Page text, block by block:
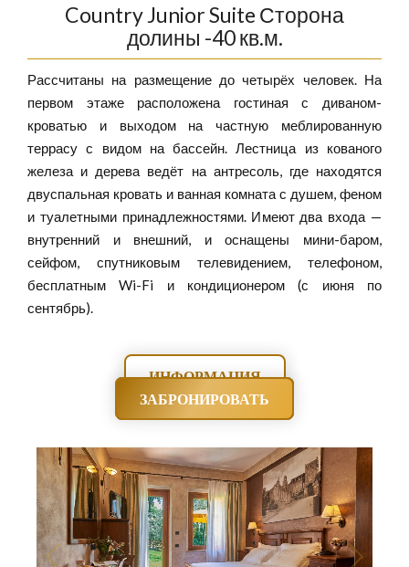
Country Junior Suite Сторона
долины -40 кв.м.
Рассчитаны на размещение до четырёх человек. На
первом этаже расположена гостиная с диваном-
кроватью и выходом на частную меблированную
террасу с видом на бассейн. Лестница из кованого
железа и дерева ведёт на антресоль, где находятся
двуспальная кровать и ванная комната с душем, феном
и туалетными принадлежностями. Имеют два входа —
внутренний и внешний, и оснащены мини-баром,
сейфом, спутниковым телевидением, телефоном,
бесплатным Wi-Fi и кондиционером (с июня по
сентябрь).
ИНФОРМАЦИЯ
ЗАБРОНИРОВАТЬ